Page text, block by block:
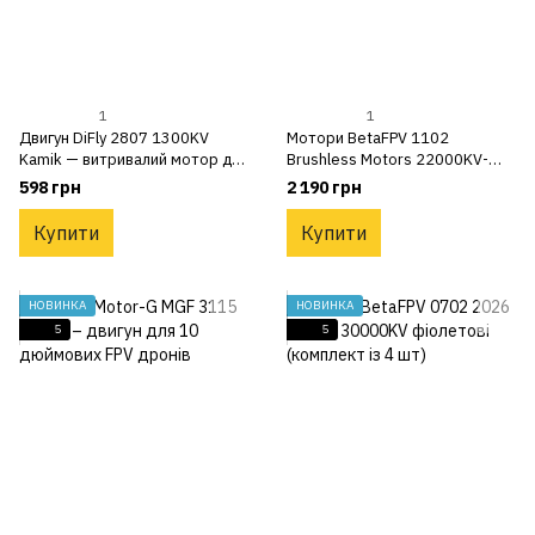
1
Двигун DiFly 2807 1300KV
Kamik — витривалий мотор для
7-8 дюймових дронів
598 грн
Купити
1
Мотори BetaFPV 1102
Brushless Motors 22000KV-
37mm — двигуни для meteor
75 блакитні
2 190 грн
Купити
НОВИНКА
5
НОВИНКА
5